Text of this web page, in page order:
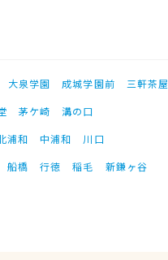
大泉学園 成城学園前 三軒茶屋
茅ケ崎
溝の口
浦和 中浦和
川口
船橋 行徳 稲毛 新鎌ヶ谷